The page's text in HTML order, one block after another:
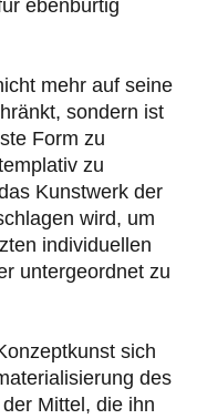
ebenbürtig
mehr auf seine
sondern ist
Form zu
zu
Kunstwerk der
wird, um
individuellen
untergeordnet zu
sich
des
Mittel, die ihn